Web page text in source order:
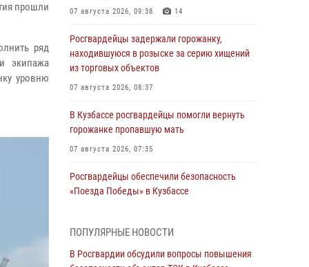
прошли
ряд
экипажа
уровню
07 августа 2026, 09:38 14
Росгвардейцы задержали горожанку,
находившуюся в розыске за серию хищений
из торговых объектов
07 августа 2026, 08:37
В Кузбассе росгвардейцы помогли вернуть
горожанке пропавшую мать
07 августа 2026, 07:35
Росгвардейцы обеспечили безопасность
«Поезда Победы» в Кузбассе
Генерал-полковник Олег Плохой поздравил
специалистов организационно-штатных
ПОПУЛЯРНЫЕ НОВОСТИ
В Росгвардии обсудили вопросы повышения